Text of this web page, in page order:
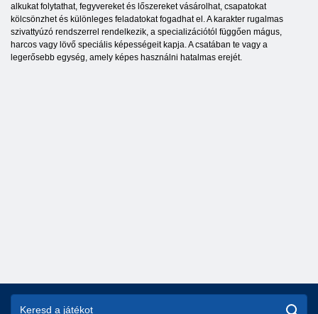
alkukat folytathat, fegyvereket és lőszereket vásárolhat, csapatokat
kölcsönzhet és különleges feladatokat fogadhat el. A karakter rugalmas
szivattyúzó rendszerrel rendelkezik, a specializációtól függően mágus,
harcos vagy lövő speciális képességeit kapja. A csatában te vagy a
legerősebb egység, amely képes használni hatalmas erejét.